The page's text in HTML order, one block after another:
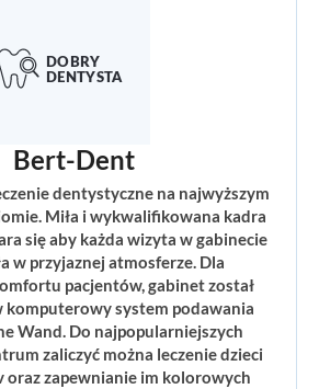
Bert-Dent
dentystyczne na najwyższym
Miła i wykwalifikowana kadra
się aby każda wizyta w gabinecie
w przyjaznej atmosferze. Dla
pacjentów, gabinet został
komputerowy system podawania
Wand. Do najpopularniejszych
zaliczyć można leczenie dzieci
oraz zapewnianie im kolorowych